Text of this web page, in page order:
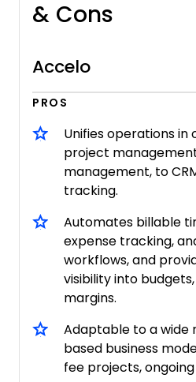
& Cons
Accelo
PROS
Unifies operations
project
management, to
tracking.
Automates billable
expense tracking,
workflows, and
visibility into
margins.
Adaptable to a wide
based business
fee projects,